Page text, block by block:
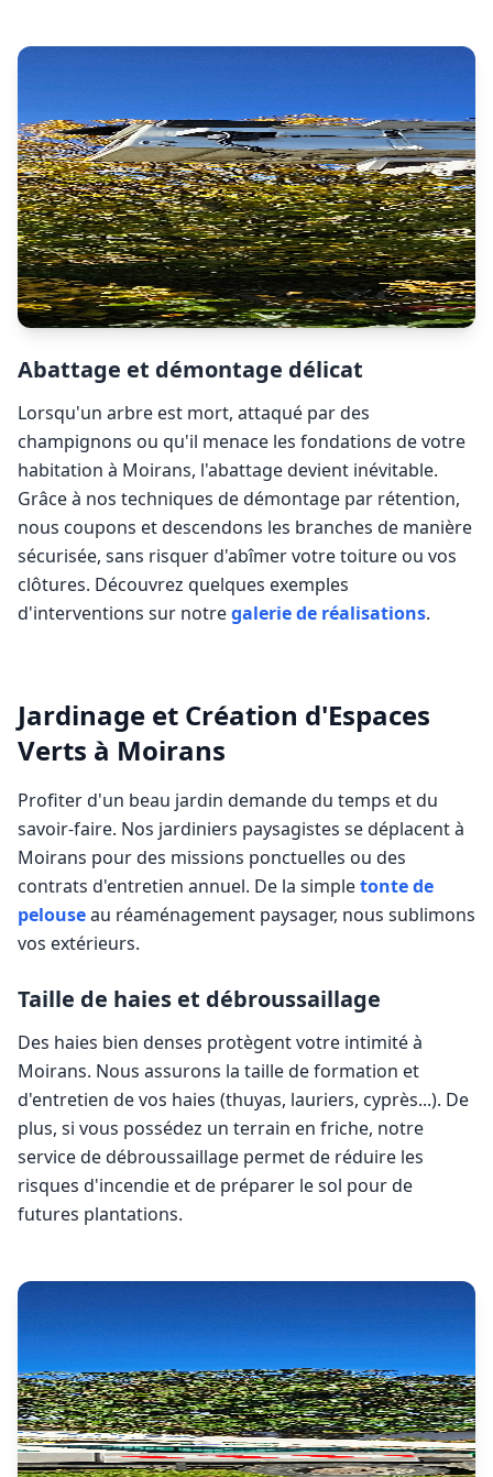
Abattage et démontage délicat
Lorsqu'un arbre est mort, attaqué par des
champignons ou qu'il menace les fondations de votre
habitation à Moirans, l'abattage devient inévitable.
Grâce à nos techniques de démontage par rétention,
nous coupons et descendons les branches de manière
sécurisée, sans risquer d'abîmer votre toiture ou vos
clôtures. Découvrez quelques exemples
d'interventions sur notregalerie de réalisations.
Jardinage et Création d'Espaces
Verts à Moirans
Profiter d'un beau jardin demande du temps et du
savoir-faire. Nos jardiniers paysagistes se déplacent à
Moirans pour des missions ponctuelles ou des
contrats d'entretien annuel. De la simpletonte de
pelouseau réaménagement paysager, nous sublimons
vos extérieurs.
Taille de haies et débroussaillage
Des haies bien denses protègent votre intimité à
Moirans. Nous assurons la taille de formation et
d'entretien de vos haies (thuyas, lauriers, cyprès...). De
plus, si vous possédez un terrain en friche, notre
service de débroussaillage permet de réduire les
risques d'incendie et de préparer le sol pour de
futures plantations.